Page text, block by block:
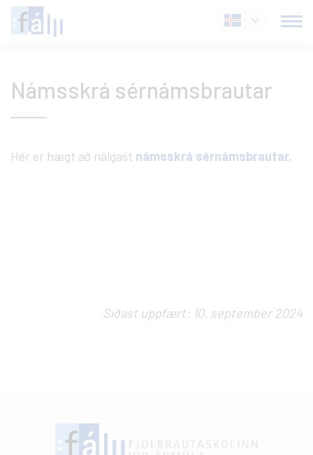
Fara
í
Íslenska
Námsskrá sérnámsbrautar
Hér er hægt að nálgast námsskrá sérnámsbrautar.
Síðast uppfært: 10. september 2024